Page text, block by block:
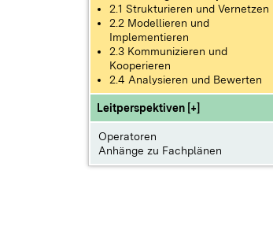
2.1 Strukturieren und Vernetzen
2.2 Modellieren und
Implementieren
2.3 Kommunizieren und
Kooperieren
2.4 Analysieren und Bewerten
Leitperspektiven [+]
Operatoren
Anhänge zu Fachplänen